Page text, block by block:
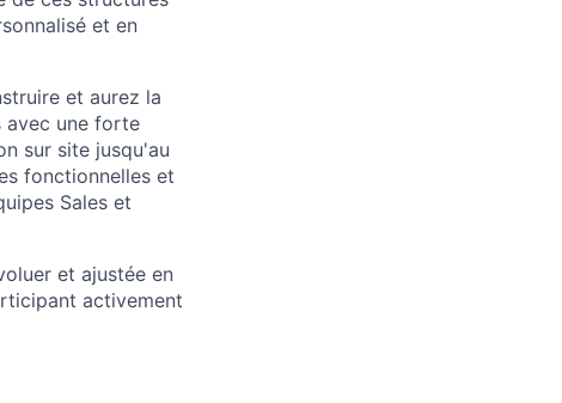
et en
et aurez la
avec une forte
sur site jusqu'au
fonctionnelles et
Sales et
et ajustée en
activement